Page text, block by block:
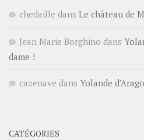
chedaille dans Le château de
Jean Marie Borghino dans
dame !
cazenave dans Yolande
CATÉGORIES